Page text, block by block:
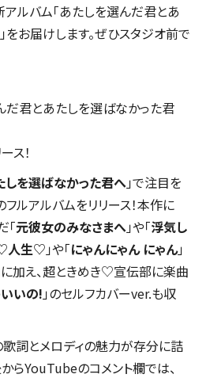
アルバム「あたしを選んだ君とあ
をお届けします。ぜひスタジオ前で
だ君とあたしを選ばなかった君
ス！
しを選ばなかった君へ」で注目を
ルアルバムをリリース！本作に
「元彼女のみなさまへ」や「浮気し
人生♡ 」や「にゃんにゃん にゃん」
に加え、超ときめき♡宣伝部に楽曲
いの! 」のセルフカバーver.も収
歌詞とメロディの魅力が存分に詰
らYouTubeのコメント欄では、